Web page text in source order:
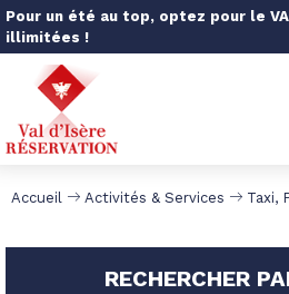
Pour un été au top, optez pour le
illimitées !
Accueil Activités & Services Taxi,
RECHERCHER